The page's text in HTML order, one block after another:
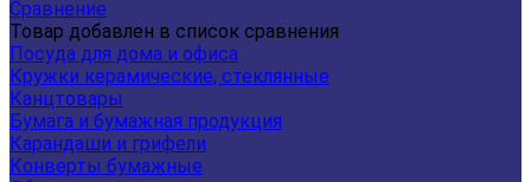
Сравнение
Товар добавлен в список сравнения
Посуда для дома и офиса
Кружки керамические, стеклянные
Канцтовары
Бумага и бумажная продукция
Карандаши и грифели
Конверты бумажные